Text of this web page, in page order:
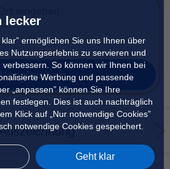
lecker
ermöglichen Sie uns Ihnen über
Nutzungserlebnis zu servieren und
So können wir Ihnen bei
Werbung und passende
„anpassen” können Sie Ihre
festlegen. Dies ist auch nachträglich
Klick auf „Nur notwendige Cookies”
notwendige Cookies gespeichert.
Geht klar